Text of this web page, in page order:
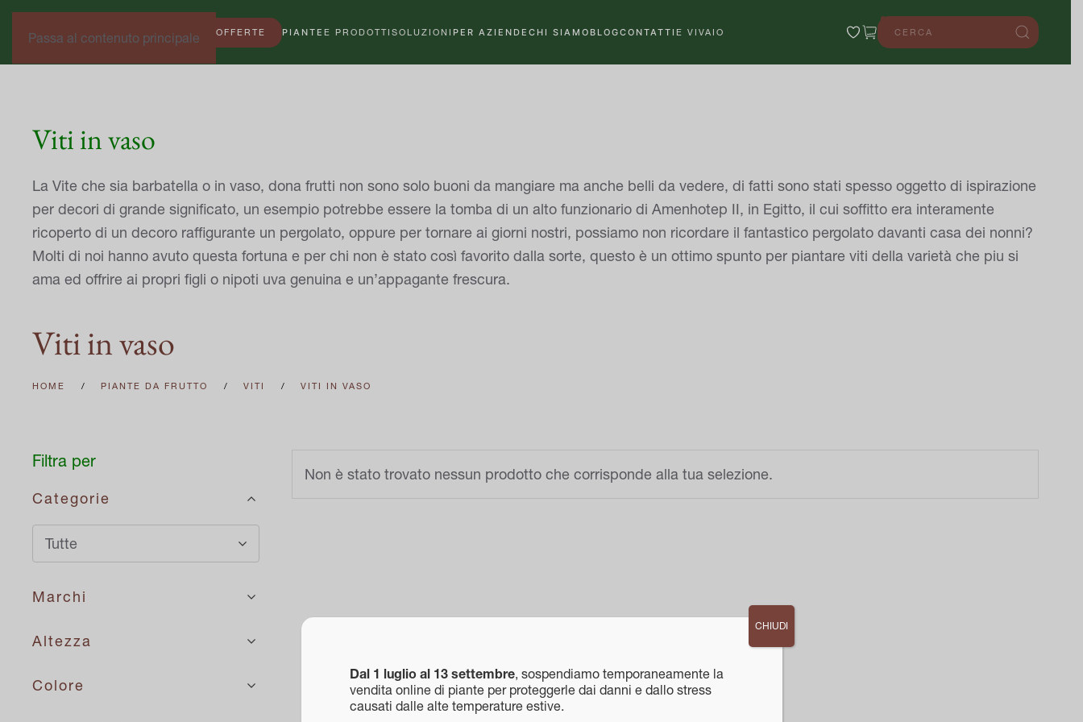
Passa al contenuto principale OFFERTE PIANTE E PRODOTTI SOLUZIONI PER AZIENDE CHI SIAMO BLOGCONTATTI E VIVAIO
Viti in vaso
La Vite che sia barbatella o in vaso, dona frutti non sono solo buoni da mangiare ma anche belli da vedere, di fatti sono stati spesso oggetto di ispirazione
per decori di grande significato, un esempio potrebbe essere la tomba di un alto funzionario di Amenhotep II, in Egitto, il cui soffitto era interamente
ricoperto di un decoro raffigurante un pergolato, oppure per tornare ai giorni nostri, possiamo non ricordare il fantastico pergolato davanti casa dei nonni?
Molti di noi hanno avuto questa fortuna e per chi non è stato così favorito dalla sorte, questo è un ottimo spunto per piantare viti della varietà che piu si
ama ed offrire ai propri figli o nipoti uva genuina e un’appagante frescura.
Viti in vaso
HOME PIANTE DA FRUTTO VITI VITI IN VASO
Filtra per
Categorie
Tutte
Marchi
Altezza
Colore
Non è stato trovato nessun prodotto che corrisponde alla tua selezione.
Dal 1 luglio al 13 settembre, sospendiamo temporaneamente la
vendita online di piante per proteggerle dai danni e dallo stress
causati dalle alte temperature estive.
CHIUDI